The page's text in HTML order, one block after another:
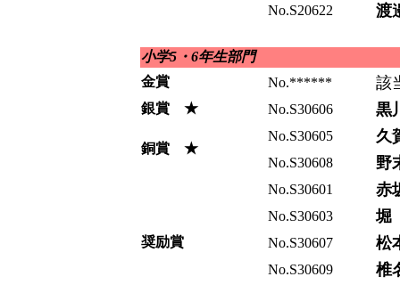
No.S20622 渡
小学5・6年生部門
金賞
No.****** 該
銀賞 ★ No.S30606 黒
銅賞 ★
No.S30605 久
No.S30608 野
奨励賞
No.S30601 赤
No.S30603 堀
No.S30607 松
No.S30609 椎